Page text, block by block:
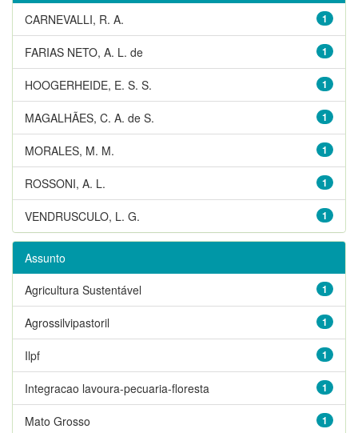
1
CARNEVALLI, R. A.
1
FARIAS NETO, A. L. de
1
HOOGERHEIDE, E. S. S.
1
MAGALHÃES, C. A. de S.
1
MORALES, M. M.
1
ROSSONI, A. L.
1
VENDRUSCULO, L. G.
Assunto
1
Agricultura Sustentável
1
Agrossilvipastoril
1
Ilpf
1
Integracao lavoura-pecuaria-floresta
1
Mato Grosso